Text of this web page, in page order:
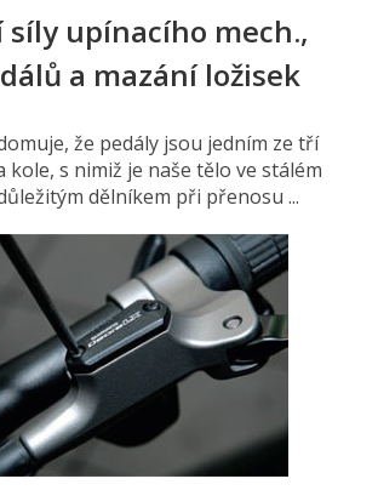
síly upínacího mech.,
a mazání ložisek
že pedály jsou jedním ze tří
s nimiž je naše tělo ve stálém
dělníkem při přenosu ...